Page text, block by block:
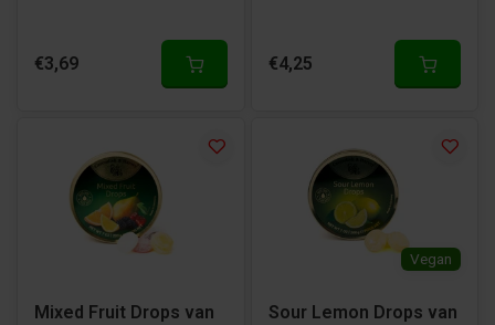
€3,69 €4,25
Mixed Fruit Drops van
Vegan
Sour Lemon Drops van